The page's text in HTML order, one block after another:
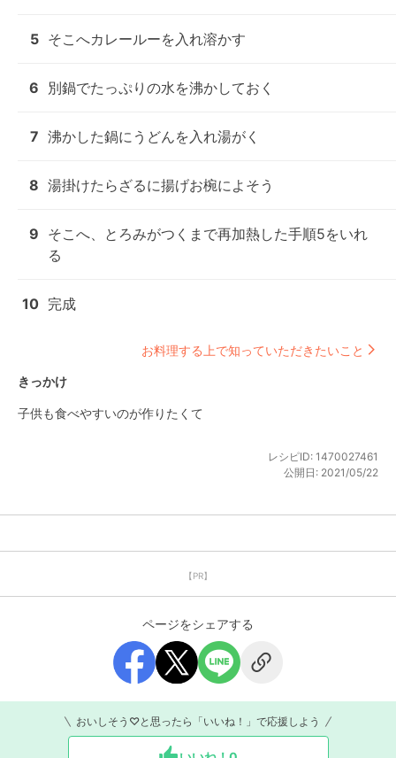
5 そこへカレールーを入れ溶かす
6 別鍋でたっぷりの水を沸かしておく
7 沸かした鍋にうどんを入れ湯がく
8 湯掛けたらざるに揚げお椀によそう
9 そこへ、とろみがつくまで再加熱した手順5をいれ
る
10 完成
お料理する上で知っていただきたいこと
きっかけ
子供も食べやすいのが作りたくて
レシピID: 1470027461
公開日: 2021/05/22
【PR】
ページをシェアする
おいしそう♡と思ったら「いいね！」で応援しよう